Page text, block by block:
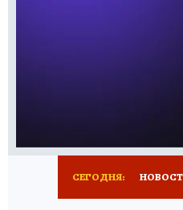
СЕГОДНЯ: